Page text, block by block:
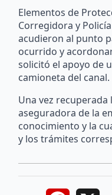
Elementos de
Corregidora y
acudieron al punto
ocurrido y
solicitó el apoyo de
camioneta del canal.
Una vez
aseguradora de la
conocimiento y la
y los trámites